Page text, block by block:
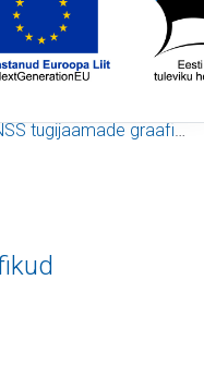
tugijaamade graafikud